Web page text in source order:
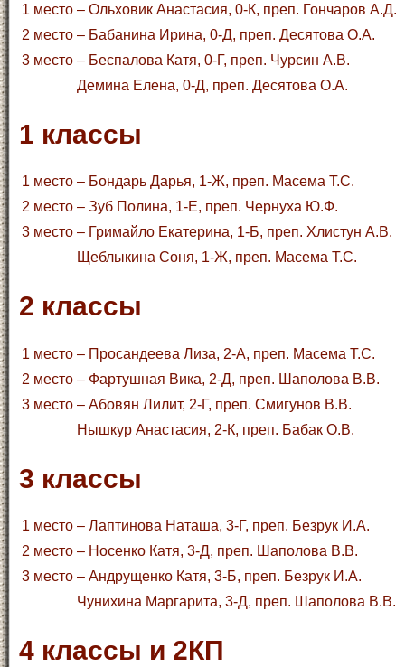
1 место – Ольховик Анастасия, 0-К, преп. Гончаров А.Д.
2 место – Бабанина Ирина, 0-Д, преп. Десятова О.А.
3 место – Беспалова Катя, 0-Г, преп. Чурсин А.В.
Демина Елена, 0-Д, преп. Десятова О.А.
1 классы
1 место – Бондарь Дарья, 1-Ж, преп. Масема Т.С.
2 место – Зуб Полина, 1-Е, преп. Чернуха Ю.Ф.
3 место – Гримайло Екатерина, 1-Б, преп. Хлистун А.В.
Щеблыкина Соня, 1-Ж, преп. Масема Т.С.
2 классы
1 место – Просандеева Лиза, 2-А, преп. Масема Т.С.
2 место – Фартушная Вика, 2-Д, преп. Шаполова В.В.
3 место – Абовян Лилит, 2-Г, преп. Смигунов В.В.
Нышкур Анастасия, 2-К, преп. Бабак О.В.
3 классы
1 место – Лаптинова Наташа, 3-Г, преп. Безрук И.А.
2 место – Носенко Катя, 3-Д, преп. Шаполова В.В.
3 место – Андрущенко Катя, 3-Б, преп. Безрук И.А.
Чунихина Маргарита, 3-Д, преп. Шаполова В.В.
4 классы и 2КП